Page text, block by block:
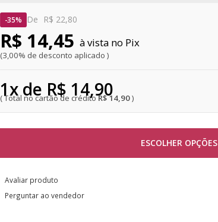
De R$ 22,80
R$ 14,90
35%
1x de R$ 14,90
R$ 14,45
3,00% de desconto aplicado
Pix
ESCOLHER OPÇÕES
Avaliar produto
Perguntar ao vendedor